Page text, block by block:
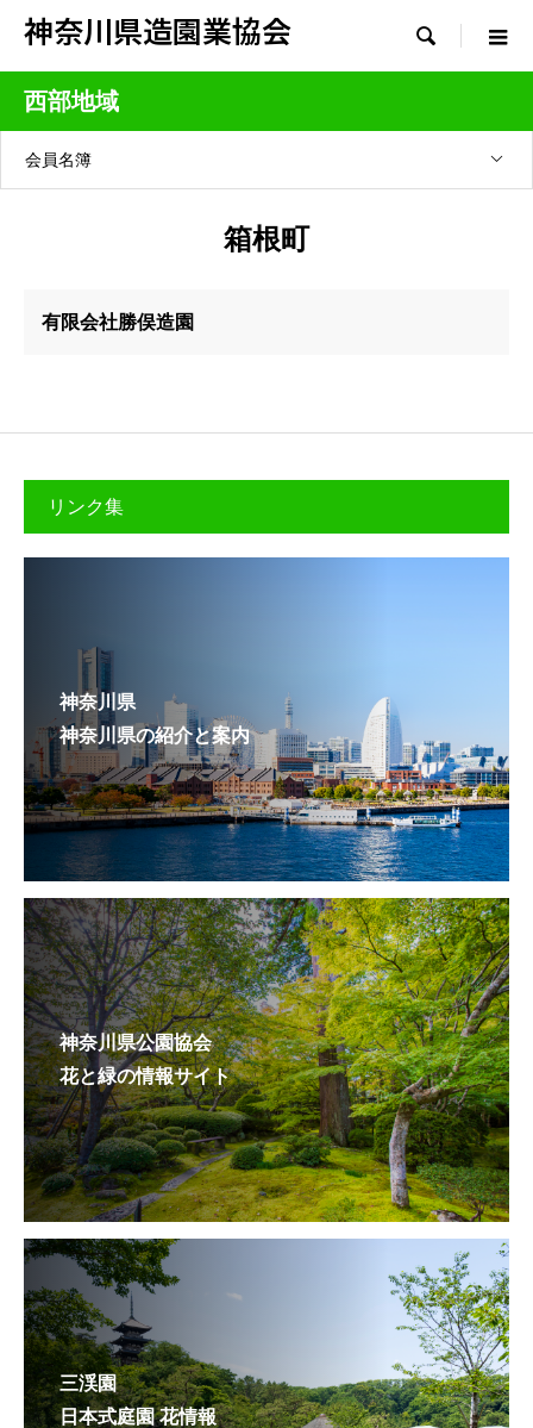
神奈川県造園業協会 
西部地域
会員名簿
箱根町
有限会社勝俣造園
リンク集
神奈川県
神奈川県の紹介と案内
神奈川県公園協会
花と緑の情報サイト
三渓園
日本式庭園 花情報